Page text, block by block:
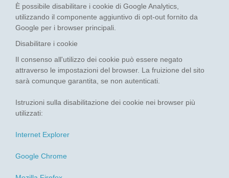
È possibile disabilitare i cookie di Google Analytics,
utilizzando il componente aggiuntivo di opt-out fornito da
Google per i browser principali.
Disabilitare i cookie
Il consenso all'utilizzo dei cookie può essere negato
attraverso le impostazioni del browser. La fruizione del sito
sarà comunque garantita, se non autenticati.
Istruzioni sulla disabilitazione dei cookie nei browser più
utilizzati:
Internet Explorer
Google Chrome